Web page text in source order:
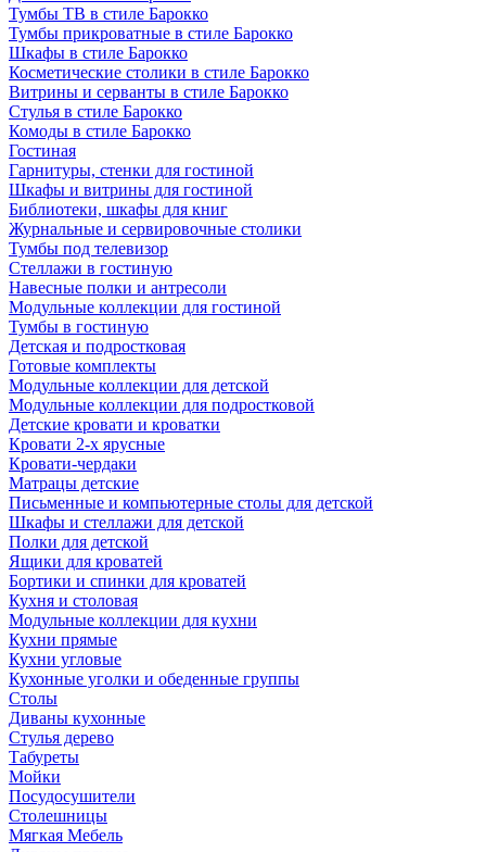
Тумбы ТВ в стиле Барокко
Тумбы прикроватные в стиле Барокко
Шкафы в стиле Барокко
Косметические столики в стиле Барокко
Витрины и серванты в стиле Барокко
Стулья в стиле Барокко
Комоды в стиле Барокко
Гостиная
Гарнитуры, стенки для гостиной
Шкафы и витрины для гостиной
Библиотеки, шкафы для книг
Журнальные и сервировочные столики
Тумбы под телевизор
Стеллажи в гостиную
Навесные полки и антресоли
Модульные коллекции для гостиной
Тумбы в гостиную
Детская и подростковая
Готовые комплекты
Модульные коллекции для детской
Модульные коллекции для подростковой
Детские кровати и кроватки
Кровати 2-х ярусные
Кровати-чердаки
Матрацы детские
Письменные и компьютерные столы для детской
Шкафы и стеллажи для детской
Полки для детской
Ящики для кроватей
Бортики и спинки для кроватей
Кухня и столовая
Модульные коллекции для кухни
Кухни прямые
Кухни угловые
Кухонные уголки и обеденные группы
Столы
Диваны кухонные
Стулья дерево
Табуреты
Мойки
Посудосушители
Столешницы
Мягкая Мебель